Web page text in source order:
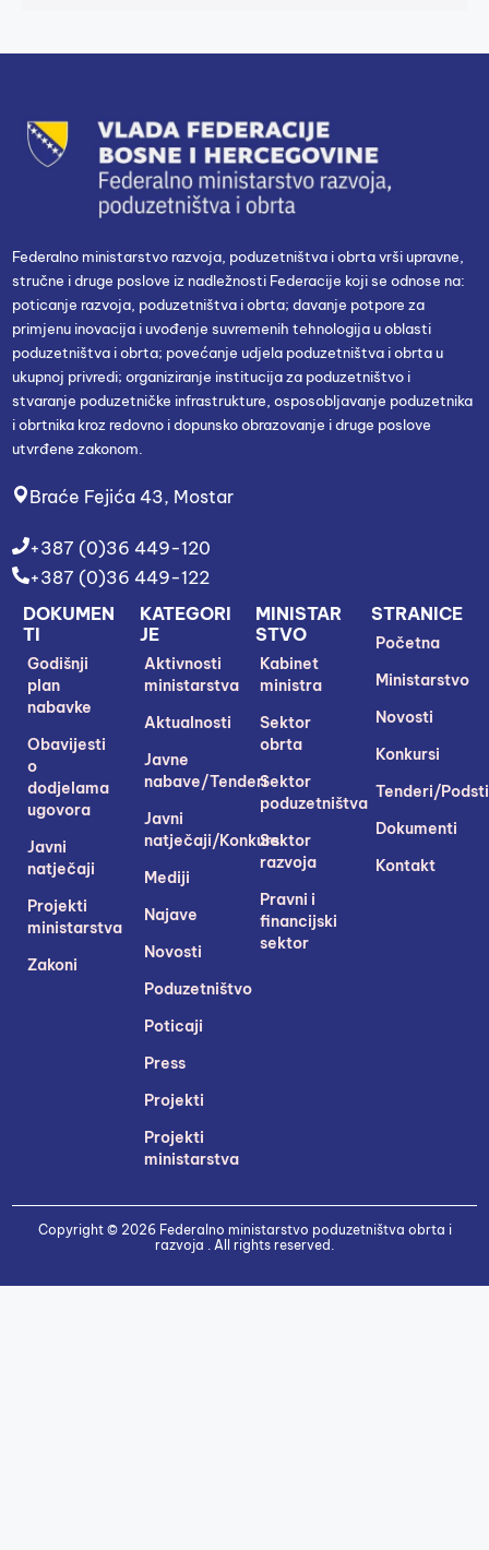
Federalno ministarstvo razvoja, poduzetništva i obrta vrši upravne,
stručne i druge poslove iz nadležnosti Federacije koji se odnose na:
poticanje razvoja, poduzetništva i obrta; davanje potpore za
primjenu inovacija i uvođenje suvremenih tehnologija u oblasti
poduzetništva i obrta; povećanje udjela poduzetništva i obrta u
ukupnoj privredi; organiziranje institucija za poduzetništvo i
stvaranje poduzetničke infrastrukture, osposobljavanje poduzetnika
i obrtnika kroz redovno i dopunsko obrazovanje i druge poslove
utvrđene zakonom.
Braće Fejića 43, Mostar
+387 (0)36 449-120
+387 (0)36 449-122
STRANICE
Početna
Ministarstvo
Novosti
Konkursi
Tenderi/
Dokumenti
Kontakt
MINISTAR
STVO
Kabinet
ministra
Sektor
obrta
Sektor
poduzetništva
Sektor
razvoja
Pravni i
financijski
sektor
KATEGORI
JE
Aktivnosti
ministarstva
Aktualnosti
Javne
nabave/Tenderi
Javni
natječaji/Konkursi
Mediji
Najave
Novosti
Poduzetništvo
Poticaji
Press
Projekti
Projekti
ministarstva
DOKUMEN
TI
Godišnji
plan
nabavke
Obavijesti
o
dodjelama
ugovora
Javni
natječaji
Projekti
ministarstva
Zakoni
Copyright © 2026 Federalno ministarstvo poduzetništva obrta i
razvoja . All rights reserved.